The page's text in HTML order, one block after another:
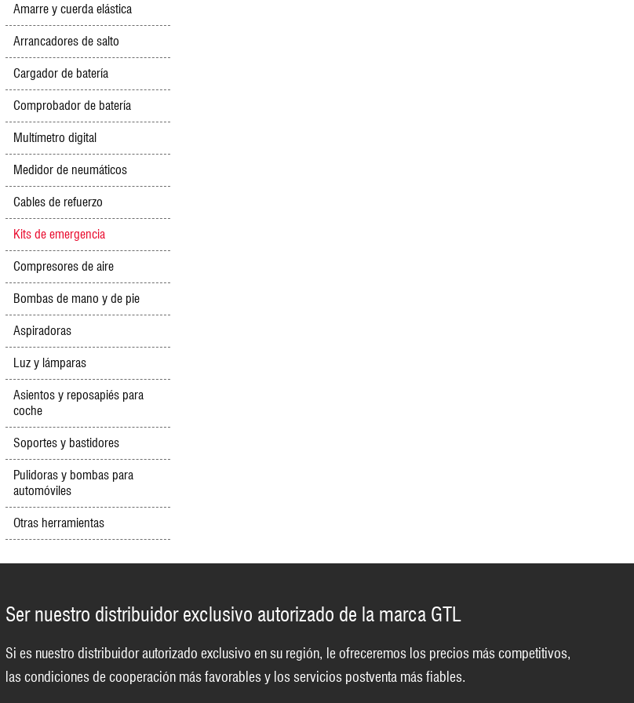
Amarre y cuerda elástica
Arrancadores de salto
Cargador de batería
Comprobador de batería
Multímetro digital
Medidor de neumáticos
Cables de refuerzo
Kits de emergencia
Compresores de aire
Bombas de mano y de pie
Aspiradoras
Luz y lámparas
Asientos y reposapiés para
coche
Soportes y bastidores
Pulidoras y bombas para
automóviles
Otras herramientas
Ser nuestro distribuidor exclusivo autorizado de la marca GTL
Si es nuestro distribuidor autorizado exclusivo en su región, le ofreceremos los precios más competitivos,
las condiciones de cooperación más favorables y los servicios postventa más fiables.